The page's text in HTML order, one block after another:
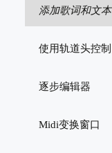
添加歌词和文本
使用轨道头控制
逐步编辑器
Midi变换窗口